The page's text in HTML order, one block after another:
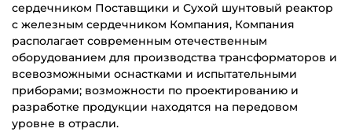
сердечником Поставщики и Сухой шунтовый реактор
с железным сердечником Компания, Компания
располагает современным отечественным
оборудованием для производства трансформаторов и
всевозможными оснастками и испытательными
приборами; возможности по проектированию и
разработке продукции находятся на передовом
уровне в отрасли.